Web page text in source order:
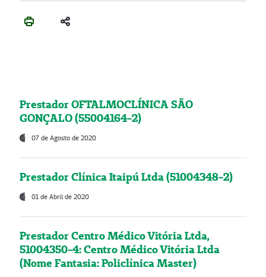
Prestador OFTALMOCLÍNICA SÃO
GONÇALO (55004164-2)
07 de Agosto de 2020
Prestador Clínica Itaipú Ltda (51004348-2)
01 de Abril de 2020
Prestador Centro Médico Vitória Ltda,
51004350-4: Centro Médico Vitória Ltda
(Nome Fantasia: Policlínica Master)